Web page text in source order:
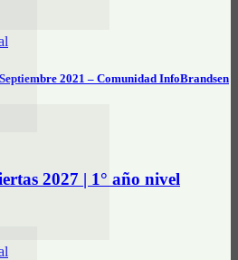
2021 – Comunidad InfoBrandsen
2027 | 1° año nivel